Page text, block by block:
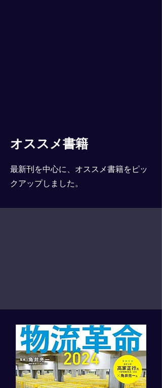
オススメ書籍
最新刊を中心に、オススメ書籍をピッ
クアップしました。